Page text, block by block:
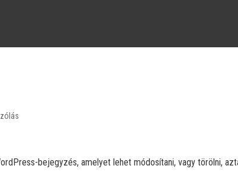
bejegyzés, amelyet lehet módosítani, vagy törölni,